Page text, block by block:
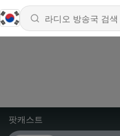
팟캐스트